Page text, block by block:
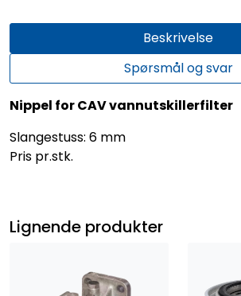
Beskrivelse
Spørsmål og svar
Nippel for CAV vannutskillerfilter
Slangestuss: 6 mm
Pris pr.stk.
Lignende produkter